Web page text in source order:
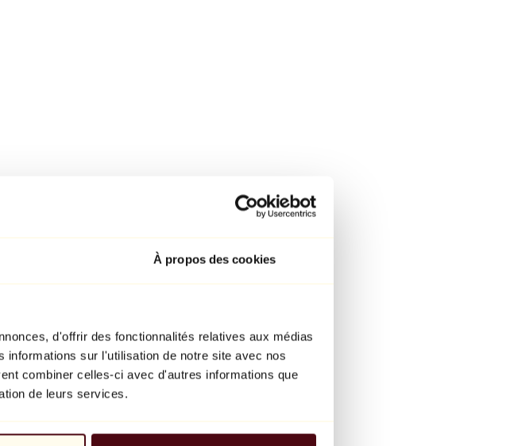
À propos des cookies
d'offrir des fonctionnalités relatives aux médias
sur l'utilisation de notre site avec nos
combiner celles-ci avec d'autres informations que
de leurs services.